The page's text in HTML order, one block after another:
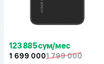
123 885 сум/мес
1 699 0001 799 000